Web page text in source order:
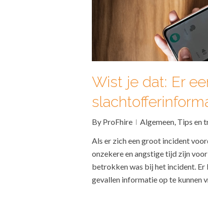
Wist je dat: Er
By ProFhire Algemeen Tips en
Als er zich een groot incident
onzekere en angstige tijd zijn
betrokken was bij het incident.
gevallen informatie op te kunnen